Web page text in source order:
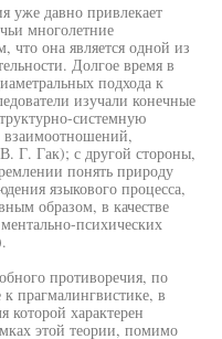
уже давно привлекает
многолетние
что она является одной из
Долгое время в
подхода к
изучали конечные
системную
взаимоотношений,
Г. Гак); с другой стороны,
понять природу
языкового процесса,
образом, в качестве
психических
противоречия, по
прагмалингвистике, в
которой характерен
этой теории, помимо